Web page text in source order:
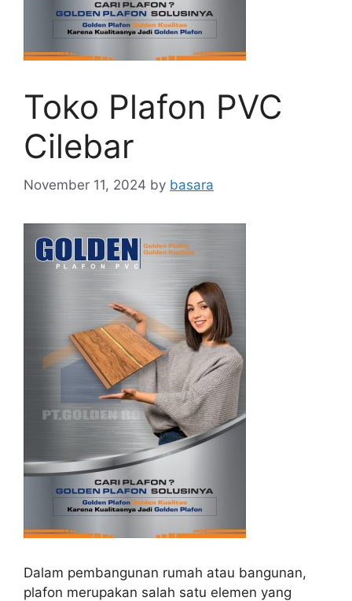
Toko Plafon PVC
Cilebar
November 11, 2024 by basara
Dalam pembangunan rumah atau bangunan,
plafon merupakan salah satu elemen yang